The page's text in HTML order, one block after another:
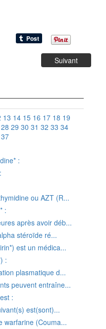
Suivant
13 14 15 16 17 18 19
28 29 30 31 32 33 34
37
:
ou AZT (R...
:
après avoir déb...
stéroïde ré...
est un médica...
:
plasmatique d...
peuvent entraîne...
:
est(sont)...
warfarine (Couma...